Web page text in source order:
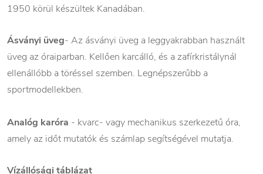
1950 körül készültek Kanadában.
Ásványi üveg- Az ásványi üveg a leggyakrabban használt
üveg az óraiparban. Kellően karcálló, és a zafírkristálynál
ellenállóbb a töréssel szemben. Legnépszerűbb a
sportmodellekben.
Analóg karóra - kvarc- vagy mechanikus szerkezetű óra,
amely az időt mutatók és számlap segítségével mutatja.
Vízállósági táblázat